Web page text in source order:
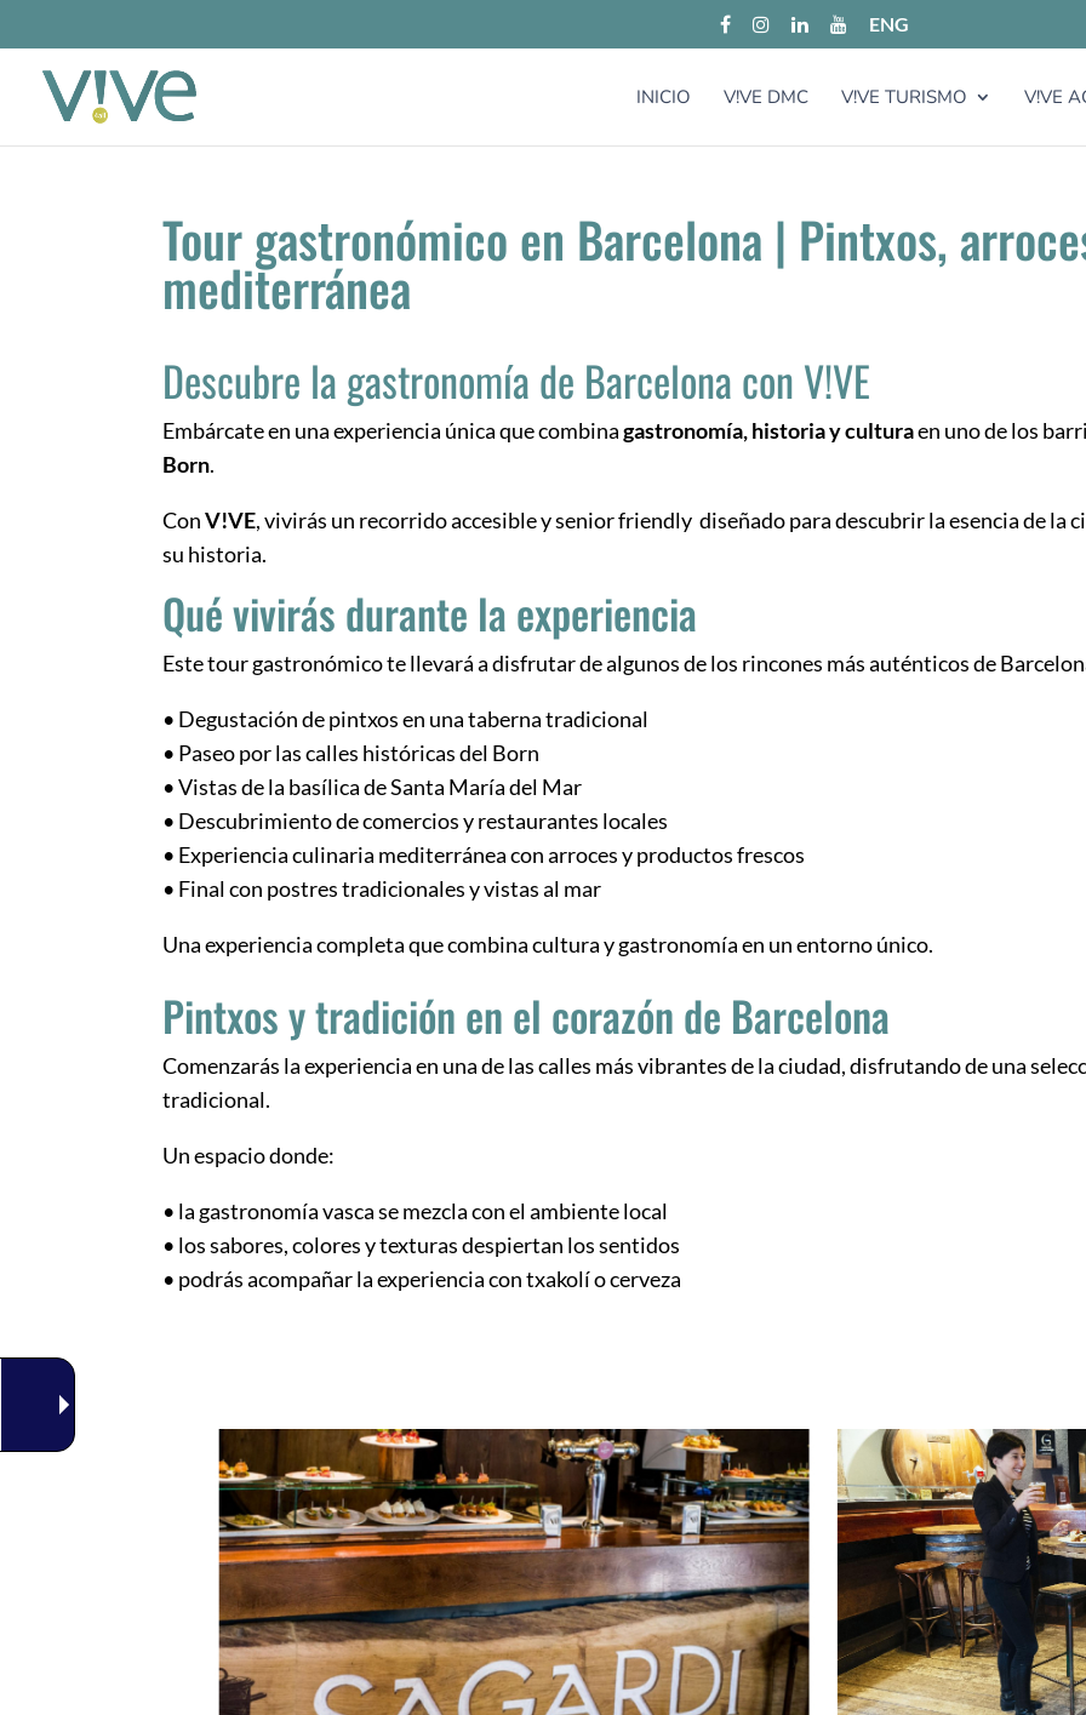
ENG
INICIO V!VE DMC V!VE TURISMO V!VE
Tour gastronómico en Barcelona | Pintxos,
mediterránea
Descubre la gastronomía de Barcelona con V!VE
Embárcate en una experiencia única que combinagastronomía, historia y culturaen uno de los
Born.
ConV!VE, vivirás un recorrido accesible y senior friendly diseñado para descubrir la esencia de la
su historia.
Qué vivirás durante la experiencia
Este tour gastronómico te llevará a disfrutar de algunos de los rincones más auténticos de
• Degustación de pintxos en una taberna tradicional
• Paseo por las calles históricas del Born
• Vistas de la basílica de Santa María del Mar
• Descubrimiento de comercios y restaurantes locales
• Experiencia culinaria mediterránea con arroces y productos frescos
• Final con postres tradicionales y vistas al mar
Una experiencia completa que combina cultura y gastronomía en un entorno único.
Pintxos y tradición en el corazón de Barcelona
Comenzarás la experiencia en una de las calles más vibrantes de la ciudad, disfrutando de una
tradicional.
Un espacio donde:
• la gastronomía vasca se mezcla con el ambiente local
• los sabores, colores y texturas despiertan los sentidos
• podrás acompañar la experiencia con txakolí o cerveza